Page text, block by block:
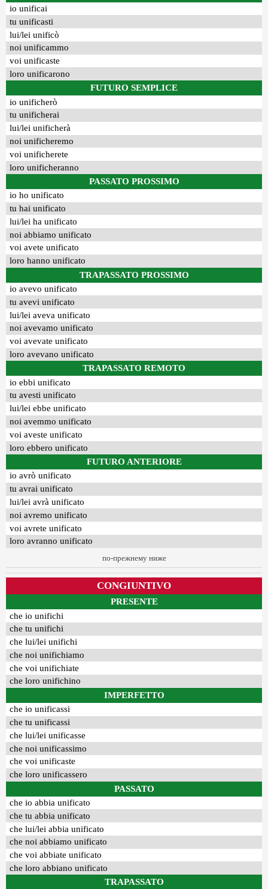
io unificai
tu unificasti
lui/lei unificò
noi unificammo
voi unificaste
loro unificarono
FUTURO SEMPLICE
io unificherò
tu unificherai
lui/lei unificherà
noi unificheremo
voi unificherete
loro unificheranno
PASSATO PROSSIMO
io ho unificato
tu hai unificato
lui/lei ha unificato
noi abbiamo unificato
voi avete unificato
loro hanno unificato
TRAPASSATO PROSSIMO
io avevo unificato
tu avevi unificato
lui/lei aveva unificato
noi avevamo unificato
voi avevate unificato
loro avevano unificato
TRAPASSATO REMOTO
io ebbi unificato
tu avesti unificato
lui/lei ebbe unificato
noi avemmo unificato
voi aveste unificato
loro ebbero unificato
FUTURO ANTERIORE
io avrò unificato
tu avrai unificato
lui/lei avrà unificato
noi avremo unificato
voi avrete unificato
loro avranno unificato
по-прежнему ниже
CONGIUNTIVO
PRESENTE
che io unifichi
che tu unifichi
che lui/lei unifichi
che noi unifichiamo
che voi unifichiate
che loro unifichino
IMPERFETTO
che io unificassi
che tu unificassi
che lui/lei unificasse
che noi unificassimo
che voi unificaste
che loro unificassero
PASSATO
che io abbia unificato
che tu abbia unificato
che lui/lei abbia unificato
che noi abbiamo unificato
che voi abbiate unificato
che loro abbiano unificato
TRAPASSATO